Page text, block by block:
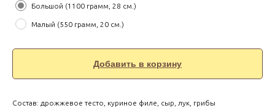
Большой (1100 грамм, 28 см.)
Малый (550 грамм, 20 см.)
Добавить в корзину
Состав: дрожжевое тесто, куриное филе, сыр, лук, грибы